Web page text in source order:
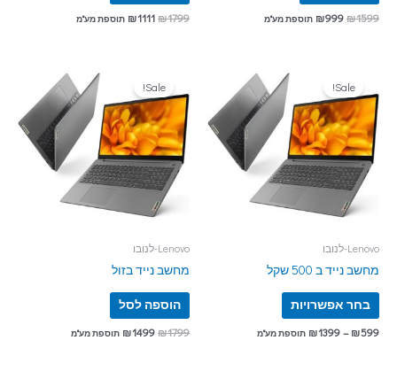
₪1599
₪999 תוספת מע"מ ₪1799
₪1111 תוספת מע"מ
Sale!
Lenovo-לנובו
מחשב נייד ב 500 שקל
בחר אפשרויות
₪599
–
₪1399 תוספת מע"מ
Sale!
Lenovo-לנובו
מחשב נייד בזול
הוספה לסל
₪1799
₪1499 תוספת מע"מ